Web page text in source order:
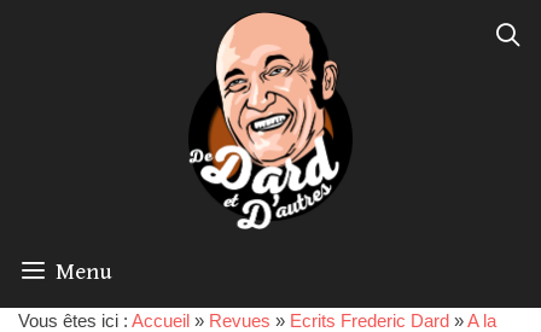
Menu
Vous êtes ici : Accueil » Revues » Ecrits Frederic Dard »A la